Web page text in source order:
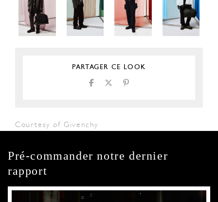
PARTAGER CE LOOK
Courtesy of Givenchy
Pré-commander notre dernier
rapport